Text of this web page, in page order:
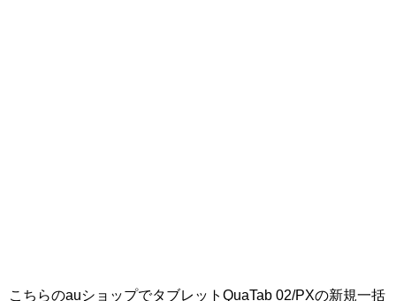
こちらのauショップでタブレットQuaTab 02/PXの新規一括